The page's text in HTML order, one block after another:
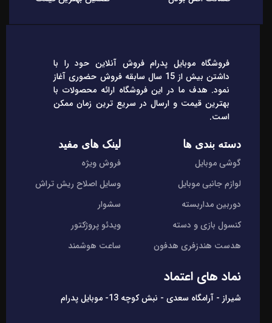
فروشگاه موبایل پدرام فروش آنلاین حود را با
داشتن بیش از 15 سال سابقه فروش حضوری آغاز
نمود. هدف ما در این فروشگاه ارائه محصولات با
بهترین قیمت و ارسال در سریع ترین زمان ممکن
است.
دسته بندی ها
گوشی موبایل
لوازم جانبی موبایل
دوربین مداربسته
کنسول بازی و دسته
هدست هندزفری هدفون
لینک های مفید
فروش ویژه
وسایل اصلاح ریش تراش
سشوار
ویدئو پروژکتور
ساعت هوشمند
نماد های اعتماد
شیراز - آرامگاه سعدی - نبش کوچه 13- موبایل پدرام